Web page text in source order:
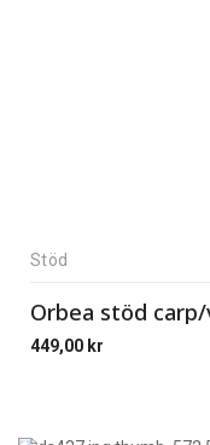
Stöd
Orbea stöd
449,00 kr